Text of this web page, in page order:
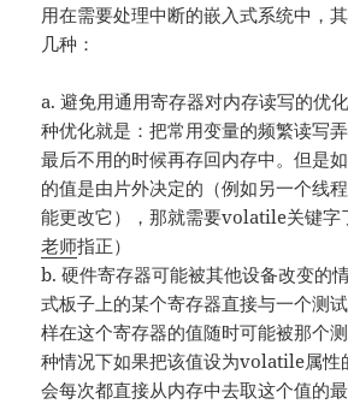
用在需要处理中断的嵌入式系统中，
几种：
a. 避免用通用寄存器对内存读写的优
种优化就是：把常用变量的频繁读写
最后不用的时候再存回内存中。但是
的值是由片外决定的（例如另一个线
能更改它），那就需要volatile关键字
老师指正）
b. 硬件寄存器可能被其他设备改变的
式板子上的某个寄存器直接与一个测
样在这个寄存器的值随时可能被那个
种情况下如果把该值设为volatile属性
会每次都直接从内存中去取这个值的